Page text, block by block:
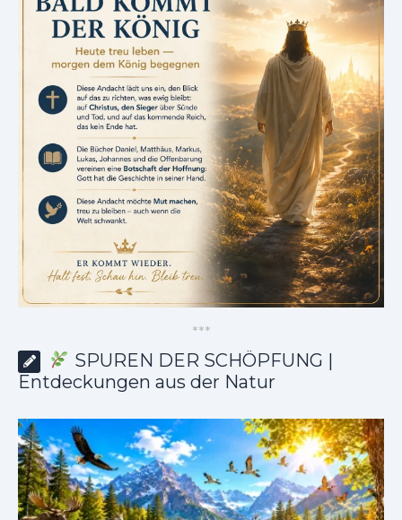
***
SPUREN DER SCHÖPFUNG |
Entdeckungen aus der Natur